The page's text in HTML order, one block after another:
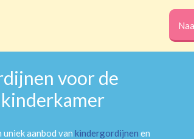
voor de
aanbod van kindergordijnen en